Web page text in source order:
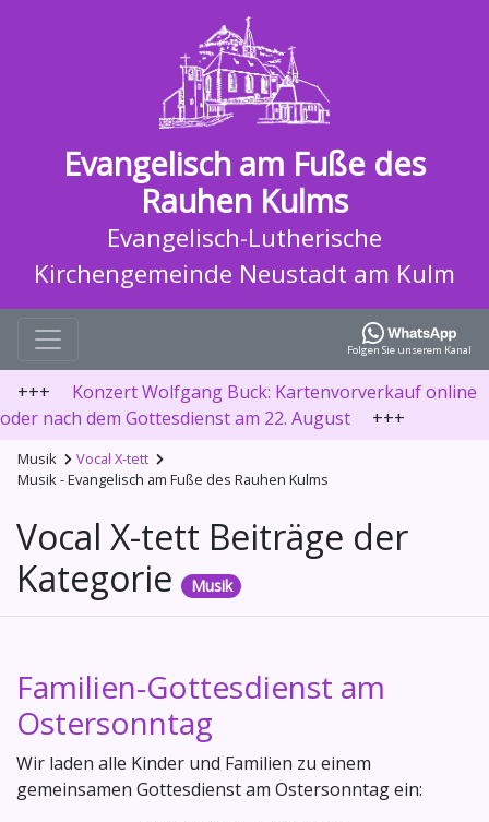
Evangelisch am Fuße des
Rauhen Kulms
Evangelisch-Lutherische
Kirchengemeinde Neustadt am Kulm
Folgen Sie unserem Kanal
+++
Konzert Wolfgang Buck: Kartenvorverkauf online
oder nach dem Gottesdienst am 22. August
+++
Musik
Vocal X-tett
Musik - Evangelisch am Fuße des Rauhen Kulms
Vocal X-tett Beiträge der
Kategorie
Musik
Familien-Gottesdienst am
Ostersonntag
Wir laden alle Kinder und Familien zu einem
gemeinsamen Gottesdienst am Ostersonntag ein: